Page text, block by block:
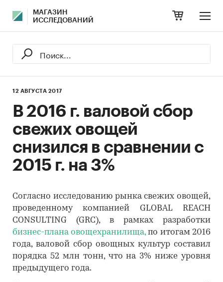
МАГАЗИН
ИССЛЕДОВАНИЙ
12 АВГУСТА 2017
В 2016 г. валовой сбор
свежих овощей
снизился в сравнении с
2015 г. на 3%
Согласно исследованию рынка свежих овощей,
проведенному компанией GLOBAL REACH
CONSULTING (GRC), в рамках разработки
бизнес-плана овощехранилища,по итогам 2016
года, валовой сбор овощных культур составил
порядка 52 млн тонн, что на 3% ниже уровня
предыдущего года.